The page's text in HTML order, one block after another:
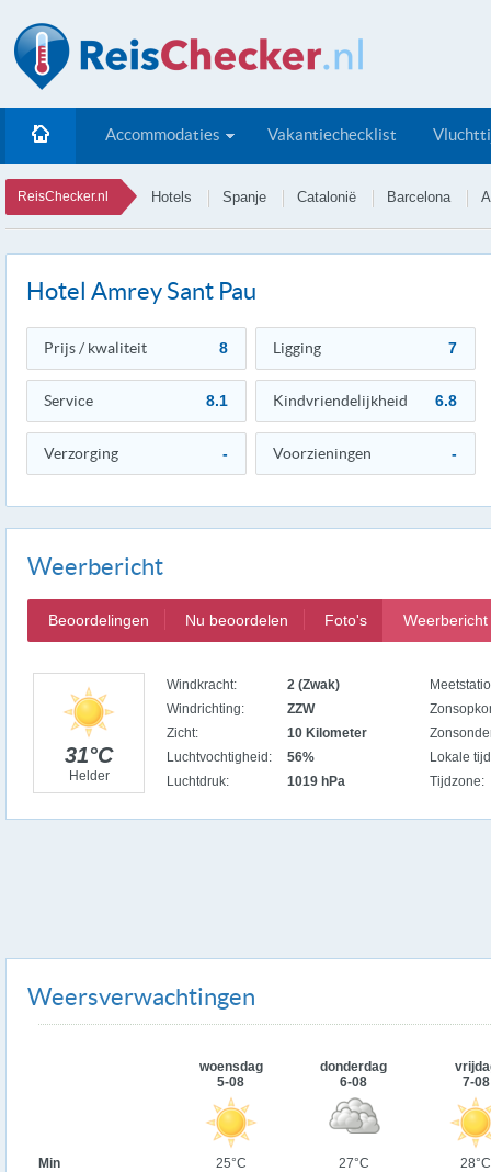
Accommodaties Vakantiechecklist
ReisChecker.nl Hotels Spanje Catalonië Barcelona
Hotel Amrey Sant Pau
Prijs / kwaliteit 8 Ligging 7
Service 8.1 Kindvriendelijkheid 6.8
Verzorging - Voorzieningen -
Weerbericht
Beoordelingen Nu beoordelen Foto's Weerbericht
31°C
Helder
Windkracht:
Windrichting:
Zicht:
Luchtvochtigheid:
Luchtdruk:
2 (Zwak)
ZZW
10 Kilometer
56%
1019 hPa
Lokale
Tijdzone:
Weersverwachtingen
woensdag
5-08
donderdag
6-08
7-08
Min 25°C 27°C
28°C